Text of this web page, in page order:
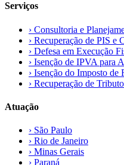
Serviços
› Consultoria e
› Recuperação de PIS e
› Defesa em Execução
› Isenção de IPVA para
› Isenção do Imposto de
› Recuperação de
Atuação
› São Paulo
› Rio de Janeiro
› Minas Gerais
› Paraná